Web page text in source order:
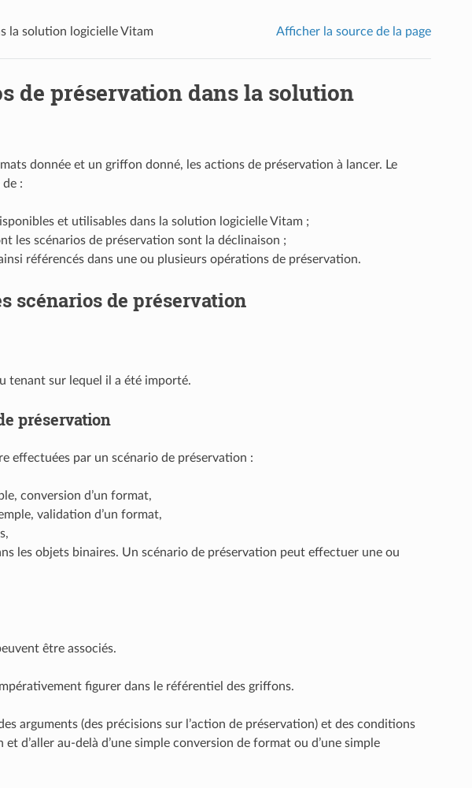
la solution logicielle Vitam Afficher la source de la page
de préservation dans la solution
donnée et un griffon donné, les actions de préservation à lancer. Le
:
et utilisables dans la solution logicielle Vitam ;
les scénarios de préservation sont la déclinaison ;
référencés dans une ou plusieurs opérations de préservation.
scénarios de préservation
tenant sur lequel il a été importé.
préservation
effectuées par un scénario de préservation :
conversion d’un format,
validation d’un format,
les objets binaires. Un scénario de préservation peut effectuer une ou
être associés.
figurer dans le référentiel des griffons.
arguments (des précisions sur l’action de préservation) et des conditions
d’aller au-delà d’une simple conversion de format ou d’une simple